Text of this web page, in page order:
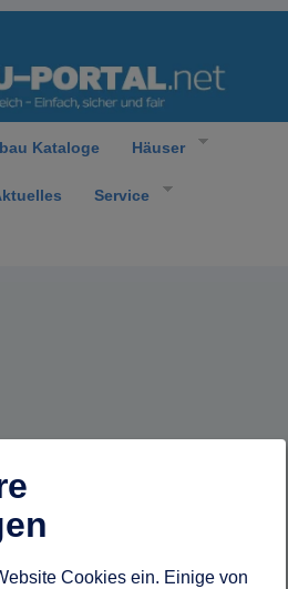
Kataloge Häuser
Service
Cookies ein. Einige von